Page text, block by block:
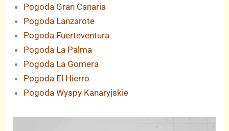
Pogoda Gran Canaria
Pogoda Lanzarote
Pogoda Fuerteventura
Pogoda La Palma
Pogoda La Gomera
Pogoda El Hierro
Pogoda Wyspy Kanaryjskie